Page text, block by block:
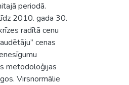
periodā.
2010. gada 30.
radītā cenu
cenas
metodoloģijas
Virsnormālie